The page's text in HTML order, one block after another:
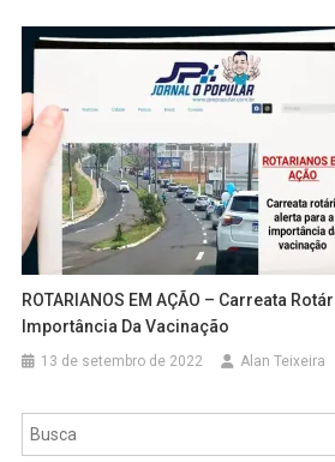
ROTARIANOS EM AÇÃO – Carreata
Importância Da Vacinação
13 de setembro de 2022 Alan Teixeira
Pesquisar